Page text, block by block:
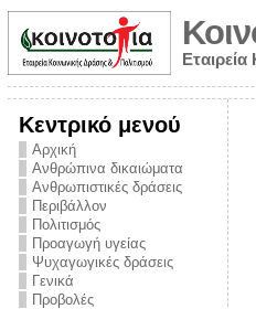
Κεντρικό μενού
Αρχική
Ανθρώπινα δικαιώματα
Ανθρωπιστικές δράσεις
Περιβάλλον
Πολιτισμός
Προαγωγή υγείας
Ψυχαγωγικές δράσεις
Γενικά
Προβολές